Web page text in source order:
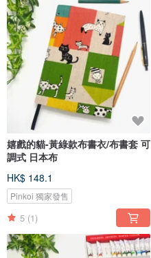
嬉戲的貓-黃綠款布書衣/布書套 可
調式 日本布
HK$ 148.1
Pinkoi 獨家發售
5 (1)